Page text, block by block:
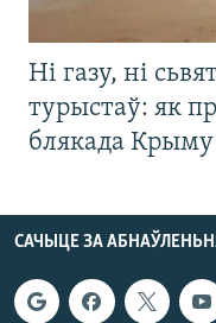
Ні газу, ні
турыстаў: як
блякада Крыму
САЧЫЦЕ ЗА